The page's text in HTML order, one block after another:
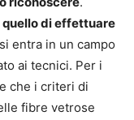
quello di effettuare
entra in un campo
ai tecnici. Per i
che i criteri di
fibre vetrose